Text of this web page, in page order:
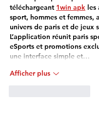
téléchargeant 1win apk les
sport, hommes et femmes,
univers de paris et de jeux
L’application réunit paris
eSports et promotions
une interface simple et…
Afficher plus